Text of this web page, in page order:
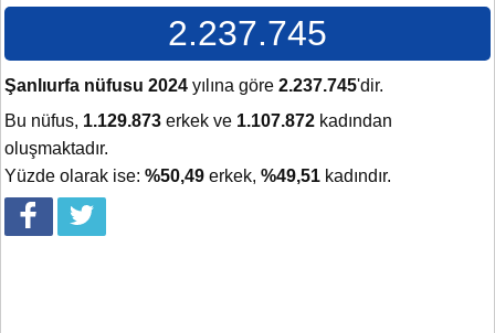
2.237.745
Şanlıurfa nüfusu 2024 yılına göre 2.237.745'dir.
Bu nüfus, 1.129.873 erkek ve 1.107.872 kadından
oluşmaktadır.
Yüzde olarak ise: %50,49 erkek, %49,51 kadındır.